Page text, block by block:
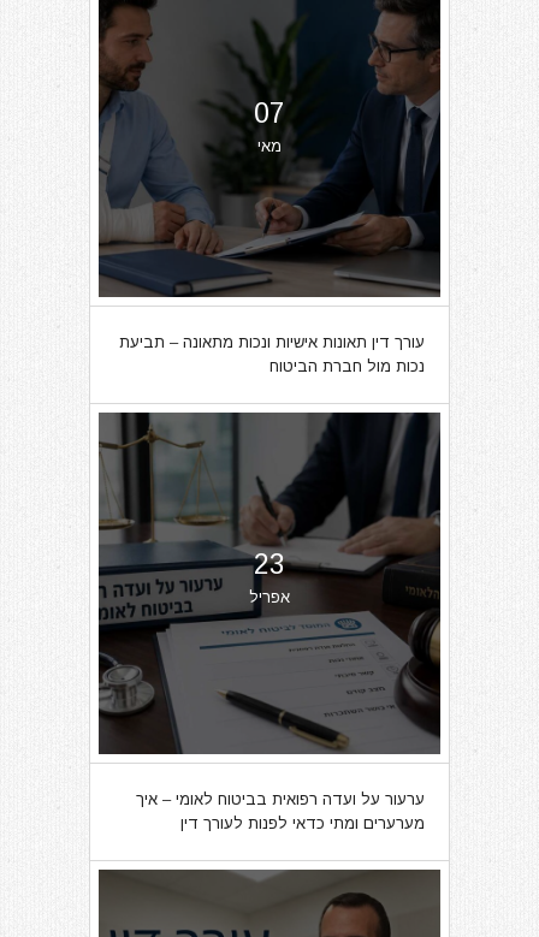
07
מאי
עורך דין תאונות אישיות ונכות מתאונה – תביעת
נכות מול חברת הביטוח
23
אפריל
ערעור על ועדה רפואית בביטוח לאומי – איך
מערערים ומתי כדאי לפנות לעורך דין